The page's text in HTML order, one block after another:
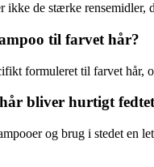
ikke de stærke rensemidler,
til farvet hår?
formuleret til farvet hår,
bliver hurtigt
og brug i stedet en